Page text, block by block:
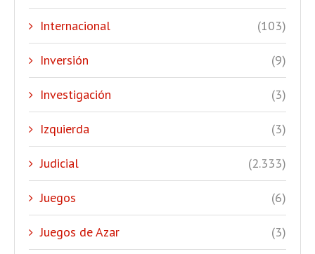
Internacional (103)
Inversión (9)
Investigación (3)
Izquierda (3)
Judicial (2.333)
Juegos (6)
Juegos de Azar (3)